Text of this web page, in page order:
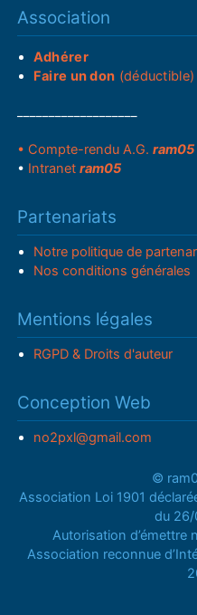
Association
Adhérer
Faire un don (déductible)
• Compte-rendu A.G.ram05
• Intranetram05
Partenariats
Notre politique de
Nos conditions générales
Mentions légales
RGPD & Droits d'auteur
Conception Web
no2pxl@gmail.com
©
Association Loi 1901
du
Autorisation d’émettre
Association reconnue